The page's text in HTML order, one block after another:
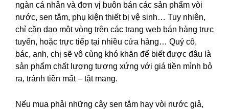
ngàn cá nhân và đơn vị buôn bán các sản phẩm vòi
nước, sen tắm, phụ kiện thiết bị vệ sinh… Tuy nhiên,
chỉ cần dạo một vòng trên các trang web bán hàng trực
tuyến, hoặc trực tiếp tại nhiều cửa hàng… Quý cô,
bác, anh, chị sẽ vô cùng khó khăn để biết được đâu là
sản phẩm chất lượng tương xứng với giá tiền mình bỏ
ra, tránh tiền mất – tật mang.
Nếu mua phải những cây sen tắm hay vòi nước giả,